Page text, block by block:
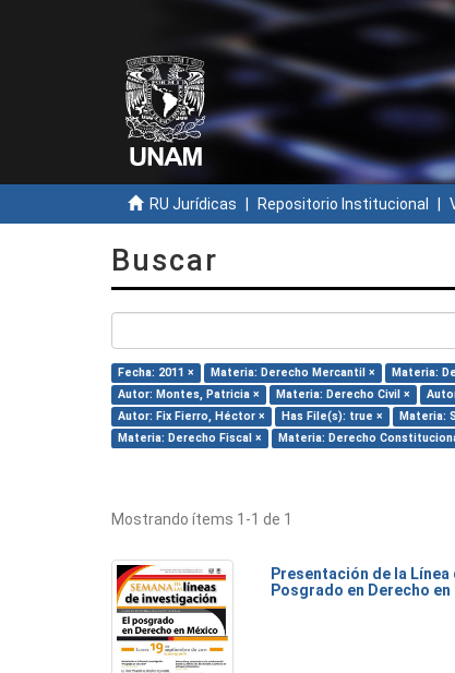
RU Jurídicas Repositorio Institucional
Buscar
Fecha: 2011 × Materia: Derecho Mercantil × Materia:
Autor: Montes, Patricia ×
Materia: Derecho Civil ×
Autor: Fix Fierro, Héctor ×
Has File(s): true × Materia:
Materia: Derecho Fiscal ×
Materia: Derecho
Mostrando ítems 1-1 de 1
Presentación de la Línea
Posgrado en Derecho en